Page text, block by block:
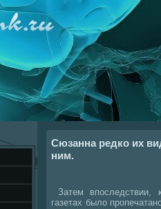
Сюзанна редко их
ним.
Затем впоследствии,
газетах былο